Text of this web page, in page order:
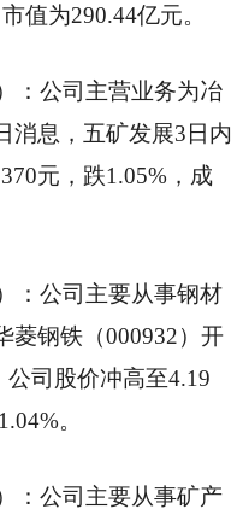
值为290.44亿元。
：公司主营业务为冶
消息，五矿发展3日内
元，跌1.05%，成
：公司主要从事钢材
菱钢铁（000932）开
公司股价冲高至4.19
。
：公司主要从事矿产